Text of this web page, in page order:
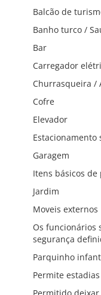
Balcão de
Banho turco /
Bar
Carregador
Churrasqueira /
Cofre
Elevador
Estacionamento
Garagem
Itens básicos de
Jardim
Moveis externos
Os funcionários
segurança
Parquinho
Permite